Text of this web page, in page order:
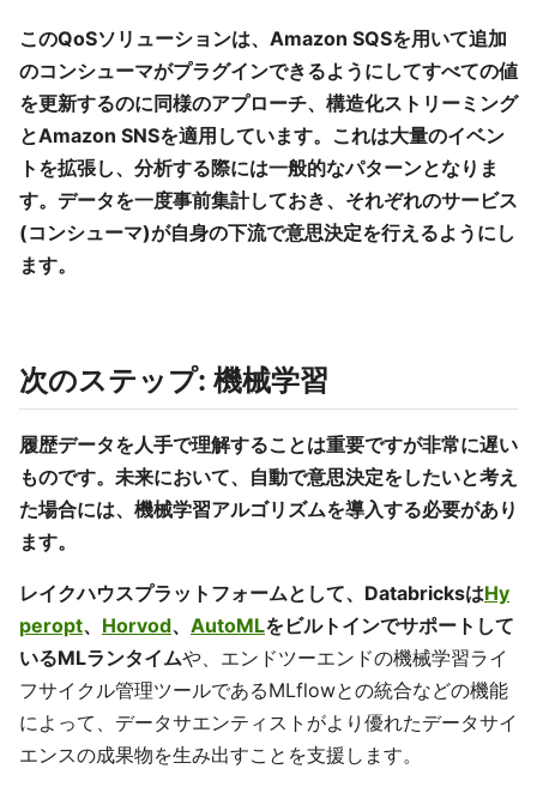
このQoSソリューションは、Amazon SQSを用いて追加
のコンシューマがプラグインできるようにしてすべての値
を更新するのに同様のアプローチ、構造化ストリーミング
とAmazon SNSを適用しています。これは大量のイベン
トを拡張し、分析する際には一般的なパターンとなりま
す。データを一度事前集計しておき、それぞれのサービス
(コンシューマ)が自身の下流で意思決定を行えるようにし
ます。
次のステップ: 機械学習
履歴データを人手で理解することは重要ですが非常に遅い
ものです。未来において、自動で意思決定をしたいと考え
た場合には、機械学習アルゴリズムを導入する必要があり
ます。
レイクハウスプラットフォームとして、DatabricksはHy
peropt、 Horvod、 AutoMLをビルトインでサポートして
いるMLランタイムや、エンドツーエンドの機械学習ライ
フサイクル管理ツールであるMLflowとの統合などの機能
によって、データサエンティストがより優れたデータサイ
エンスの成果物を生み出すことを支援します。